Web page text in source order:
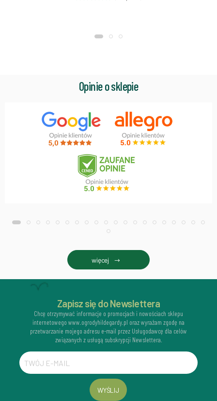
Opinie o sklepie
więcej
Zapisz się do Newslettera
Chcę otrzymywać informacje o promocjach i nowościach sklepu
internetowego www.ogrodyhildegardy.pl oraz wyrażam zgodę na
przetwarzanie mojego adresu e-mail przez Usługodawcę dla celów
związanych z usługą subskrypcji Newslettera.
WYŚLIJ